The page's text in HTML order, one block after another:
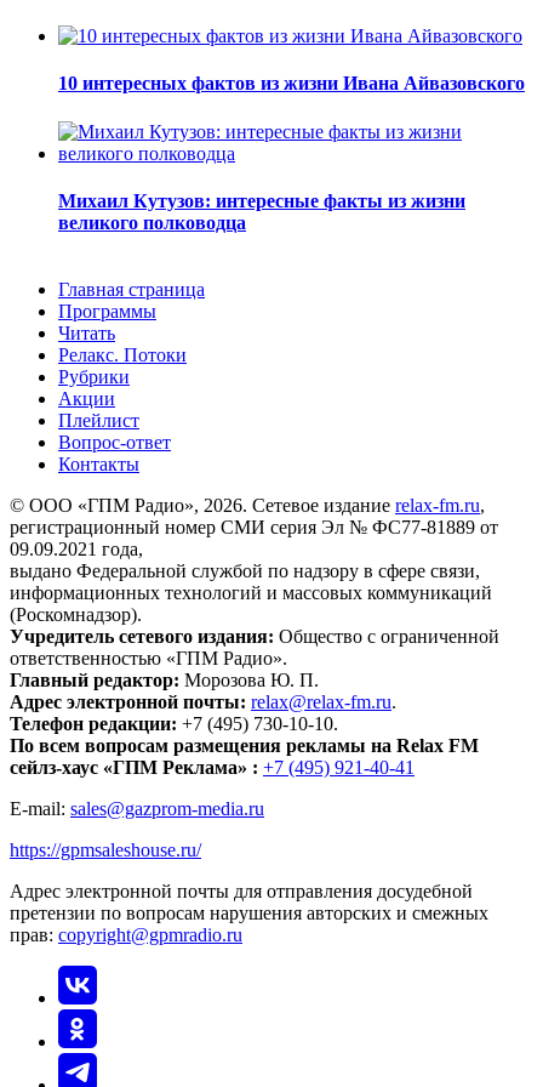
10 интересных фактов из жизни Ивана Айвазовского
Михаил Кутузов: интересные факты из жизни
великого полководца
Главная страница
Программы
Читать
Релакс. Потоки
Рубрики
Акции
Плейлист
Вопрос-ответ
Контакты
© ООО «ГПМ Радио», 2026. Сетевое издание relax-fm.ru,
регистрационный номер СМИ серия Эл № ФС77-81889 от
09.09.2021 года,
выдано Федеральной службой по надзору в сфере связи,
информационных технологий и массовых коммуникаций
(Роскомнадзор).
Учредитель сетевого издания: Общество с ограниченной
ответственностью «ГПМ Радио».
Главный редактор: Морозова Ю. П.
Адрес электронной почты: relax@relax-fm.ru.
Телефон редакции: +7 (495) 730-10-10.
По всем вопросам размещения рекламы на Relax FM
сейлз-хаус «ГПМ Реклама» : +7 (495) 921-40-41
E-mail: sales@gazprom-media.ru
https://gpmsaleshouse.ru/
Адрес электронной почты для отправления досудебной
претензии по вопросам нарушения авторских и смежных
прав: copyright@gpmradio.ru